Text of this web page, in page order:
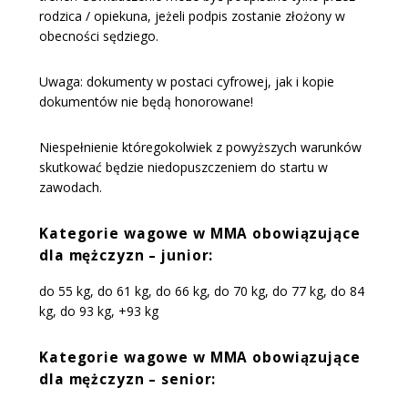
rodzica / opiekuna, jeżeli podpis zostanie złożony w
obecności sędziego.
Uwaga: dokumenty w postaci cyfrowej, jak i kopie
dokumentów nie będą honorowane!
Niespełnienie któregokolwiek z powyższych warunków
skutkować będzie niedopuszczeniem do startu w
zawodach.
Kategorie wagowe w MMA obowiązujące
dla mężczyzn – junior:
do 55 kg, do 61 kg, do 66 kg, do 70 kg, do 77 kg, do 84
kg, do 93 kg, +93 kg
Kategorie wagowe w MMA obowiązujące
dla mężczyzn – senior: